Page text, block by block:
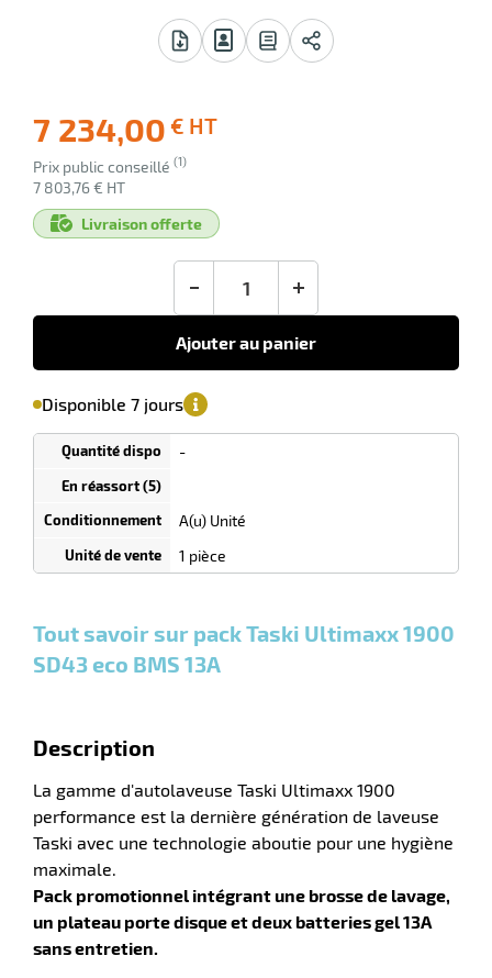
7 234,00 € HT
Ecotaxe
: 0,00 €
en sus
Prix public conseillé (1)
7 803,76 € HT
Livraison offerte
+
Ajouter au panier
de
commande
Disponible 7 jours
de
confirmée
Tarif
selon
quantité
1
Unité
7 803,76
€ HT
0
Unités
0,00
€ HT
0
Unités
0,00
€ HT
-
A(u) Unité
1 pièce
Tout savoir sur pack Taski Ultimaxx 1900
SD43 eco BMS 13A
Description
La gamme d'autolaveuse Taski Ultimaxx 1900
performance est la dernière génération de laveuse
Taski avec une technologie aboutie pour une hygiène
maximale.
Pack promotionnel intégrant une brosse de lavage,
un plateau porte disque et deux batteries gel 13A
sans entretien.